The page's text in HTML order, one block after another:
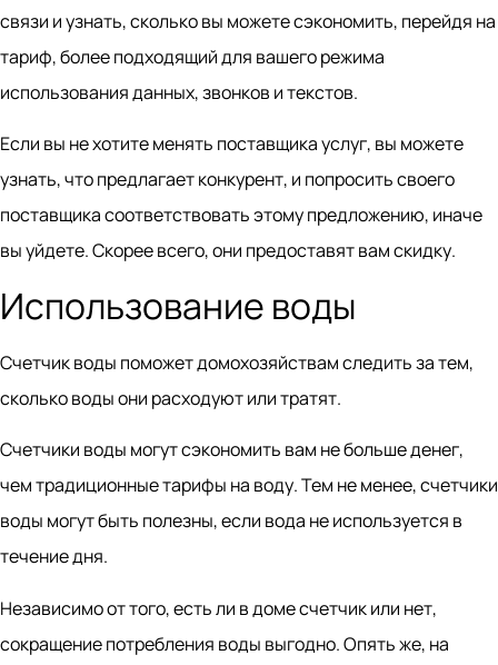
связи и узнать, сколько вы можете сэкономить, перейдя на
тариф, более подходящий для вашего режима
использования данных, звонков и текстов.
Если вы не хотите менять поставщика услуг, вы можете
узнать, что предлагает конкурент, и попросить своего
поставщика соответствовать этому предложению, иначе
вы уйдете. Скорее всего, они предоставят вам скидку.
Использование воды
Счетчик воды поможет домохозяйствам следить за тем,
сколько воды они расходуют или тратят.
Счетчики воды могут сэкономить вам не больше денег,
чем традиционные тарифы на воду. Тем не менее, счетчики
воды могут быть полезны, если вода не используется в
течение дня.
Независимо от того, есть ли в доме счетчик или нет,
сокращение потребления воды выгодно. Опять же, на